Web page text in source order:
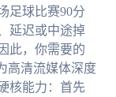
足球比赛90分
延迟或中途掉
此，你需要的
高清流媒体深度
核能力：首先